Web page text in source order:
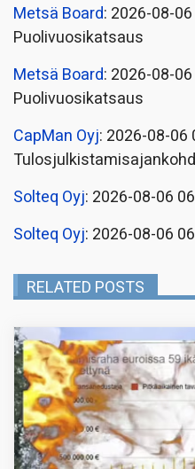
Metsä Board: 2026-08-
Puolivuosikatsaus
Metsä Board: 2026-08-
Puolivuosikatsaus
CapMan Oyj: 2026-08-06
Solteq Oyj: 2026-08-06
Solteq Oyj: 2026-08-06
RELATED POSTS